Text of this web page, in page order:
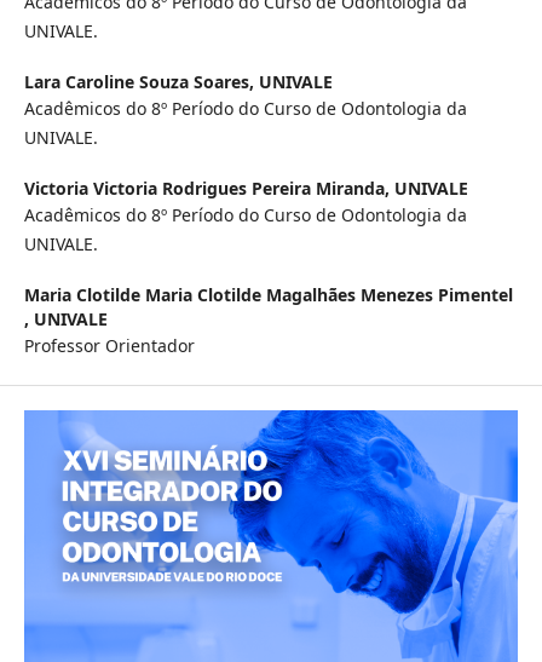
UNIVALE.
Lara Caroline Souza Soares, UNIVALE
Acadêmicos do 8º Período do Curso de Odontologia da
UNIVALE.
Victoria Victoria Rodrigues Pereira Miranda, UNIVALE
Acadêmicos do 8º Período do Curso de Odontologia da
UNIVALE.
Maria Clotilde Maria Clotilde Magalhães Menezes Pimentel
, UNIVALE
Professor Orientador